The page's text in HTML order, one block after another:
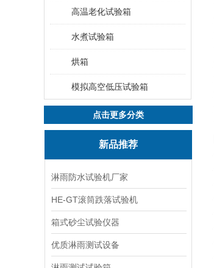
高温老化试验箱
水煮试验箱
烘箱
模拟高空低压试验箱
点击更多分类
新品推荐
淋雨防水试验机厂家
HE-GT滚筒跌落试验机
箱式砂尘试验仪器
优质淋雨测试设备